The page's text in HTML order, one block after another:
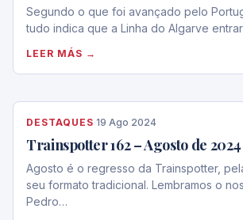
Segundo o que foi avançado pelo
tudo indica que a Linha do Algarve
LEER MÁS →
DESTAQUES·19 Ago 2024
Trainspotter 162 – Agosto de 2024
Agosto é o regresso da Trainspotter,
seu formato tradicional. Lembramos o
Pedro…